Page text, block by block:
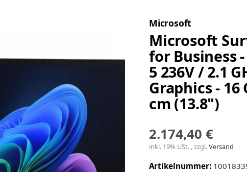
Microsoft
Microsoft
for Business
5 236V / 2.1
Graphics - 16
cm (13.8")
2.174,40 €
inkl. 19% USt. , zzgl.Versand
Artikelnummer: